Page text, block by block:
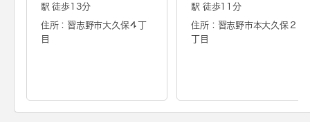
駅 徒歩13分
住所：習志野市大久保４丁
目
駅 徒歩11分
住所：習志野市本大久保２
丁目